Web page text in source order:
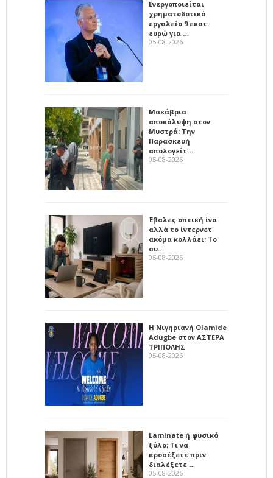
Ενεργοποιείται
χρηματοδοτικό
εργαλείο 9 εκατ.
ευρώ για …
05-08-2026
Μακάβρια
αποκάλυψη στον
Μυστρά: Την
Παρασκευή
απολογείτ…
05-08-2026
Έβαλες οπτική ίνα
αλλά το ίντερνετ
ακόμα κολλάει; Το
συ…
05-08-2026
Η Νιγηριανή Olamide
Adugbe στον ΑΣΤΕΡΑ
ΤΡΙΠΟΛΗΣ
05-08-2026
Laminate ή φυσικό
ξύλο; Τι να
προσέξετε πριν
διαλέξετε …
05-08-2026